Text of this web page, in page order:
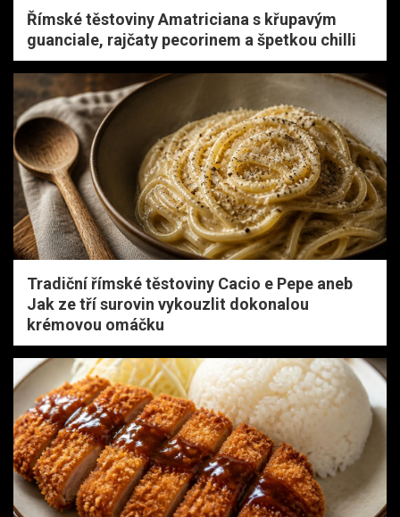
Římské těstoviny Amatriciana s křupavým
guanciale, rajčaty pecorinem a špetkou chilli
Tradiční římské těstoviny Cacio e Pepe aneb
Jak ze tří surovin vykouzlit dokonalou
krémovou omáčku